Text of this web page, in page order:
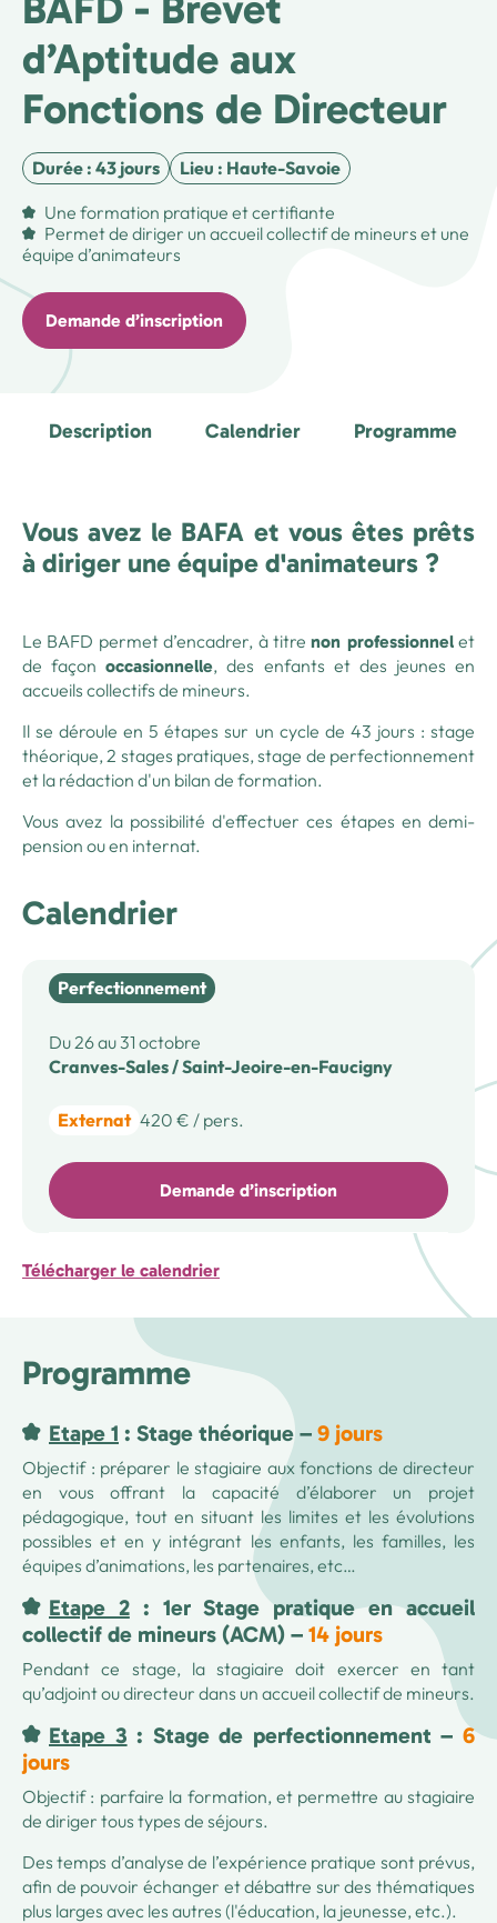
Sport
Numérique
Social
Ressources
Actualités & agendas
Contact
Nous rejoindre
Le secteur social de la FOL 74
La vie associative de la FOL 74
Formations associatives
Formation Civique et Citoyenne
Formation des élus
Formations « Continuité éducative »
Voir toutes les formations
d’Aptitude aux
Fonctions de Directeur
Durée : 43 jours
Lieu : Haute-Savoie
Une formation pratique et certifiante
Permet de diriger un accueil collectif de mineurs et une
équipe d’animateurs
Demande d’inscription
Description Calendrier Programme
Vous avez le BAFA et vous êtes prêts
à diriger une équipe d'animateurs ?
Le BAFD permet d’encadrer, à titrenon professionnelet
de façonoccasionnelle, des enfants et des jeunes en
accueils collectifs de mineurs.
Il se déroule en 5 étapes sur un cycle de 43 jours : stage
théorique, 2 stages pratiques, stage de perfectionnement
et la rédaction d'un bilan de formation.
Vous avez la possibilité d'effectuer ces étapes en demi-
pension ou en internat.
Calendrier
Perfectionnement
Du 26 au 31 octobre
Cranves-Sales / Saint-Jeoire-en-Faucigny
Externat 420 € / pers.
Demande d’inscription
Télécharger le calendrier
Programme
Etape 1 : Stage théorique – 9 jours
Objectif : préparer le stagiaire aux fonctions de directeur
en vous offrant la capacité d’élaborer un projet
pédagogique, tout en situant les limites et les évolutions
possibles et en y intégrant les enfants, les familles, les
équipes d’animations, les partenaires, etc…
Etape 2: 1er Stage pratique en accueil
collectif de mineurs (ACM) – 14 jours
Pendant ce stage, la stagiaire doit exercer en tant
qu’adjoint ou directeur dans un accueil collectif de mineurs.
Etape 3 : Stage de perfectionnement –6
jours
Objectif : parfaire la formation, et permettre au stagiaire
de diriger tous types de séjours.
Des temps d’analyse de l’expérience pratique sont prévus,
afin de pouvoir échanger et débattre sur des thématiques
plus larges avec les autres (l'éducation, la jeunesse, etc.).